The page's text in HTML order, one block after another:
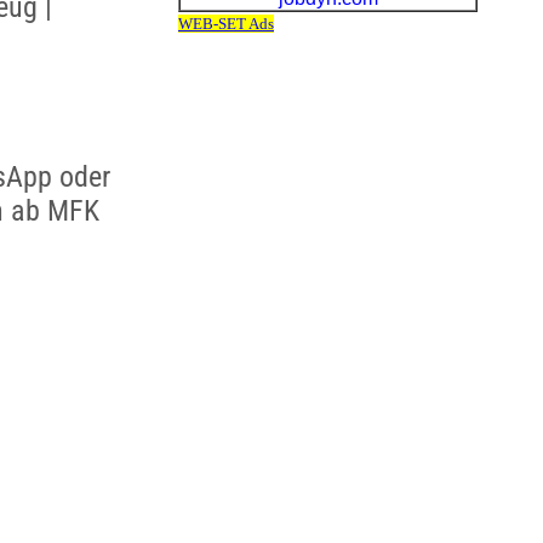
|
oder
ab MFK